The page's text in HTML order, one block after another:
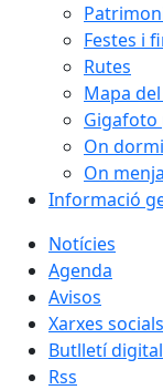
Festes i
Rutes
Mapa
Gigafoto
On
On
Informació
Notícies
Agenda
Avisos
Xarxes socials
Butlletí digital
Rss